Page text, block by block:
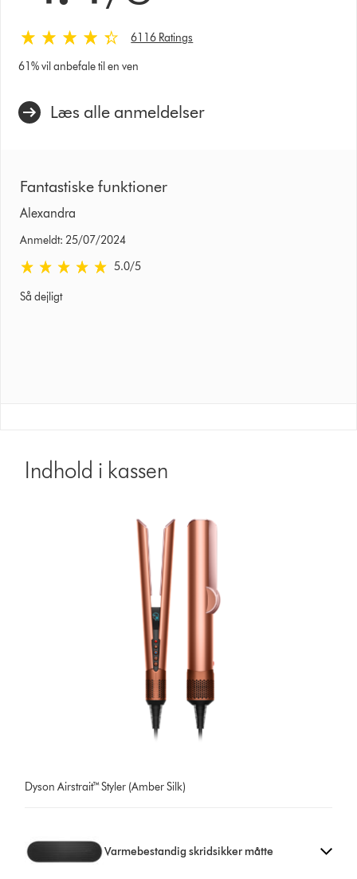
6116 Ratings
61% vil anbefale til en ven
Læs alle anmeldelser
Fantastiske funktioner
Alexandra
Anmeldt: 25/07/2024
5.0 stjerner af 5 fra Anmeldt: 25/07/2024 Ratings
5.0/5
Så dejligt
Indhold i kassen
Dyson Airstrait™ Styler (Amber Silk)
Varmebestandig skridsikker måtte